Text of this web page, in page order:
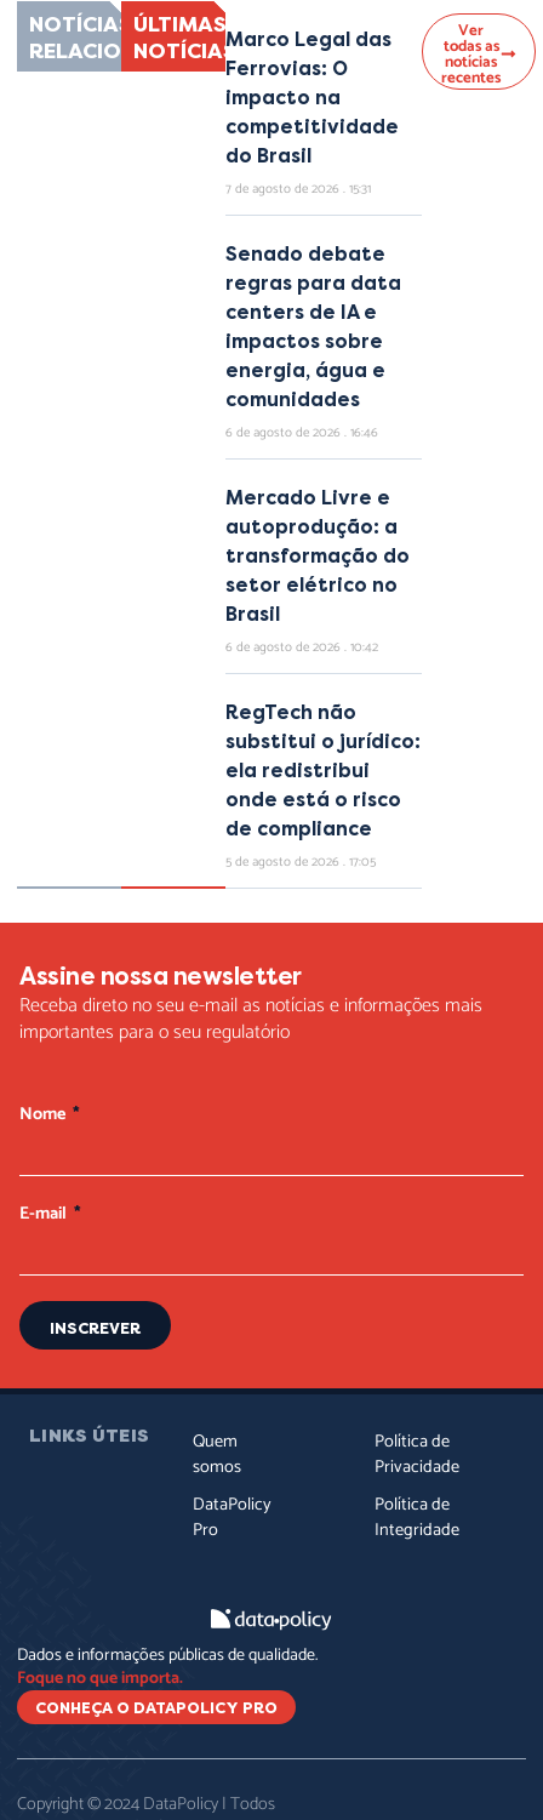
NOTÍCIAS
RELACIONADAS
ÚLTIMAS
NOTÍCIASMarco Legal das
Ferrovias: O
impacto na
competitividade
do Brasil
7 de agosto de 2026 15:31
Senado debate
regras para data
centers de IA e
impactos sobre
energia, água e
comunidades
6 de agosto de 2026 16:46
Mercado Livre e
autoprodução: a
transformação do
setor elétrico no
Brasil
6 de agosto de 2026 10:42
RegTech não
substitui o jurídico:
ela redistribui
onde está o risco
de compliance
5 de agosto de 2026 17:05
Ver
todas as
notícias
recentes
Assine nossa newsletter
Receba direto no seu e-mail as notícias e informações mais
importantes para o seu regulatório
Nome
E-mail
INSCREVER
LINKS ÚTEIS
Quem
somos
DataPolicy
Pro
Política de
Privacidade
Política de
Integridade
Dados e informações públicas de qualidade.
Foque no que importa.
CONHEÇA O DATAPOLICY PRO
Copyright © 2024 DataPolicy | Todos